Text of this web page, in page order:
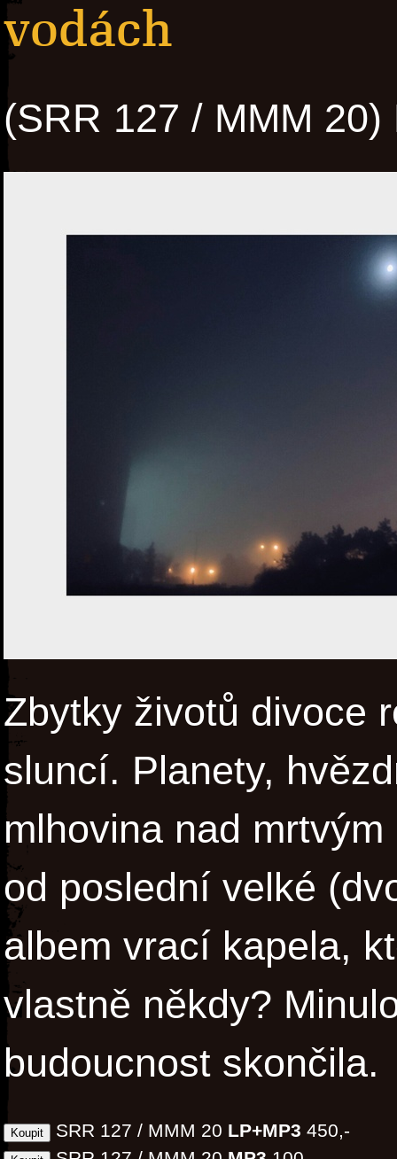
vodách
(SRR 127 / MMM
Zbytky životů divoce
sluncí. Planety,
mlhovina nad
od poslední velké
albem vrací kapela,
vlastně někdy?
budoucnost skončila.
SRR 127 / MMM 20 LP+MP3 450,-